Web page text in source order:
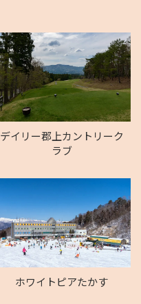
デイリー郡上カントリーク
ラブ
ホワイトピアたかす